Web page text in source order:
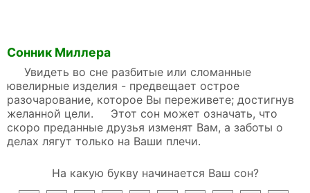
Сонник Миллера
Увидеть во сне разбитые или сломанные
ювелирные изделия - предвещает острое
разочарование, которое Вы переживете; достигнув
желанной цели. Этот сон может означать, что
скоро преданные друзья изменят Вам, а заботы о
делах лягут только на Ваши плечи.
На какую букву начинается Ваш сон?